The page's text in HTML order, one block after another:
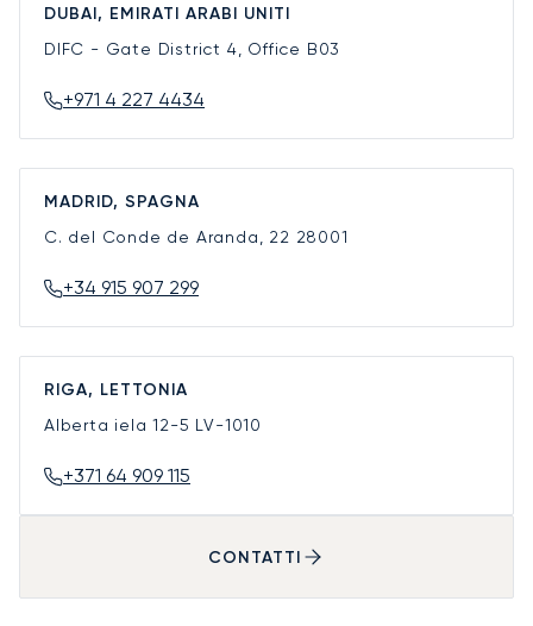
DUBAI, EMIRATI ARABI UNITI
DIFC - Gate District 4, Office B03
+971 4 227 4434
MADRID, SPAGNA
C. del Conde de Aranda, 22 28001
+34 915 907 299
RIGA, LETTONIA
Alberta iela 12-5 LV-1010
+371 64 909 115
CONTATTI